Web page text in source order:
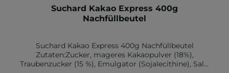
Durchschnittliche Bewertung von 0 von 5 Sternen
Suchard Kakao Express 400g
Nachfüllbeutel
Suchard Kakao Express 400g Nachfüllbeutel
Zutaten:Zucker, mageres Kakaopulver (18%),
Traubenzucker (15 %), Emulgator (Sojalecithine), Salz,